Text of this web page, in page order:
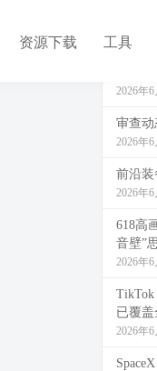
资源下载 工具
三大
2026年6
审查动
2026年6
前沿
2026年6
618高
音壁”
2026年6
TikTok
已覆盖
2026年6